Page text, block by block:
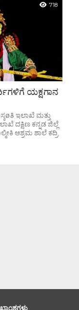
718
ಯಕ್ಷಗಾನ
ಇಲಾಖೆ ಮತ್ತು
ದಕ್ಷಿಣ ಕನ್ನಡ ಜಿಲ್ಲೆ
ಆಶ್ರಮ ಶಾಲೆ ಕದ್ರಿ